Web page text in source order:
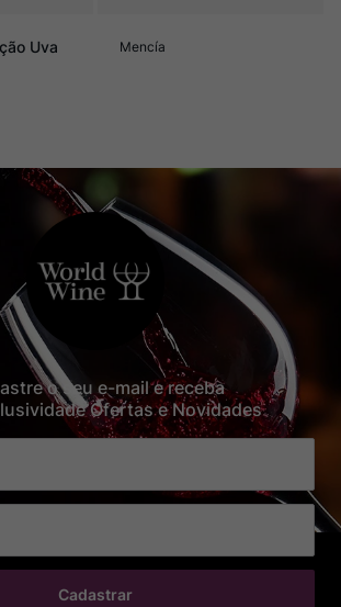
Uva Mencía
o seu e-mail e receba
Ofertas e Novidades
Cadastrar